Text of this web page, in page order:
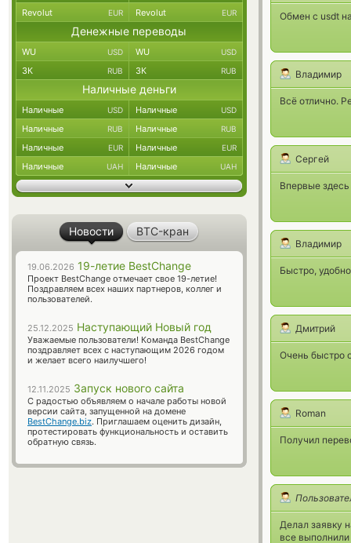
Обмен с usdt
Владимир
Всё отлично.
Сергей
Впервые
Владимир
Быстро,
Дмитрий
Очень быстро
Roman
Получил
Делал заявку
все
Revolut EUR Revolut EUR
Денежные переводы
WU USD WU USD
ЗК RUB ЗК RUB
Наличные деньги
Наличные USD Наличные USD
Наличные RUB Наличные RUB
Наличные EUR Наличные EUR
Наличные UAH Наличные UAH
Новости BTC-кран
19.06.2026 19-летие BestChange
Проект BestChange отмечает свое 19-летие!
Поздравляем всех наших партнеров, коллег и
пользователей.
25.12.2025 Наступающий Новый год
Уважаемые пользователи! Команда BestChange
поздравляет всех с наступающим 2026 годом
и желает всего наилучшего!
12.11.2025 Запуск нового сайта
С радостью объявляем о начале работы новой
версии сайта, запущенной на домене
BestChange.biz. Приглашаем оценить дизайн,
протестировать функциональность и оставить
обратную связь.